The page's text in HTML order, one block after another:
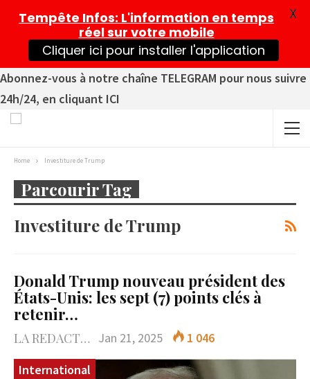
Abonnez-vous à notre chaîne TELEGRAM pour nous suivre
24h/24, en cliquant ICI
Home Investiture de Trump
Parcourir Tag
Investiture de Trump
Donald Trump nouveau président des
États-Unis: les sept (7) points clés à
retenir…
LA REDACTION Jan 21, 2025
1 046
International
Tempête Infos: L'information en temps
réel sur votre mobile
Cliquer ici pour installer l'application
X